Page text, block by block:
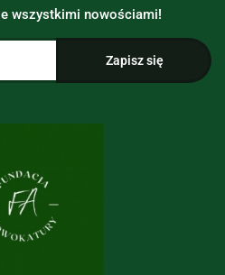
wszystkimi nowościami!